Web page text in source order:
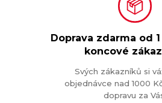
Doprava zdarma od
koncové
Svých zákazníků si
objednávce nad 1000
dopravu za